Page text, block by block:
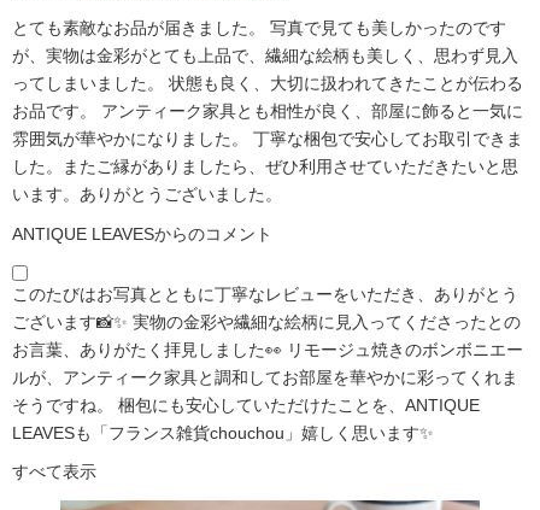
とても素敵なお品が届きました。 写真で見ても美しかったのです
が、実物は金彩がとても上品で、繊細な絵柄も美しく、思わず見入
ってしまいました。 状態も良く、大切に扱われてきたことが伝わる
お品です。 アンティーク家具とも相性が良く、部屋に飾ると一気に
雰囲気が華やかになりました。 丁寧な梱包で安心してお取引できま
した。またご縁がありましたら、ぜひ利用させていただきたいと思
います。ありがとうございました。
ANTIQUE LEAVESからのコメント
このたびはお写真とともに丁寧なレビューをいただき、ありがとう
ございます📸✨ 実物の金彩や繊細な絵柄に見入ってくださったとの
お言葉、ありがたく拝見しました👀 リモージュ焼きのボンボニエー
ルが、アンティーク家具と調和してお部屋を華やかに彩ってくれま
そうですね。 梱包にも安心していただけたことを、ANTIQUE
LEAVESも「フランス雑貨chouchou」嬉しく思います✨
すべて表示